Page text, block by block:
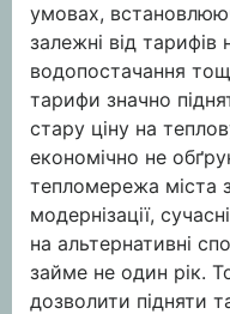
умовах,
залежні від тарифів
водопостачання
тарифи значно
стару ціну на
економічно не
тепломережа міста
модернізації,
на альтернативні
займе не один рік.
дозволити підняти